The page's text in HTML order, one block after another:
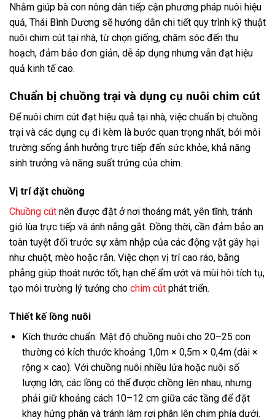
Nhằm giúp bà con nông dân tiếp cận phương pháp nuôi hiệu
quả, Thái Bình Dương sẽ hướng dẫn chi tiết quy trình kỹ thuật
nuôi chim cút tại nhà, từ chọn giống, chăm sóc đến thu
hoạch, đảm bảo đơn giản, dễ áp dụng nhưng vẫn đạt hiệu
quả kinh tế cao.
Chuẩn bị chuồng trại và dụng cụ nuôi chim cút
Để nuôi chim cút đạt hiệu quả tại nhà, việc chuẩn bị chuồng
trại và các dụng cụ đi kèm là bước quan trọng nhất, bởi môi
trường sống ảnh hưởng trực tiếp đến sức khỏe, khả năng
sinh trưởng và năng suất trứng của chim.
Vị trí đặt chuồng
Chuồng cút nên được đặt ở nơi thoáng mát, yên tĩnh, tránh
gió lùa trực tiếp và ánh nắng gắt. Đồng thời, cần đảm bảo an
toàn tuyệt đối trước sự xâm nhập của các động vật gây hại
như chuột, mèo hoặc rắn. Việc chọn vị trí cao ráo, bằng
phẳng giúp thoát nước tốt, hạn chế ẩm ướt và mùi hôi tích tụ,
tạo môi trường lý tưởng cho chim cút phát triển.
Thiết kế lồng nuôi
Kích thước chuẩn: Mật độ chuồng nuôi cho 20–25 con
thường có kích thước khoảng 1,0m × 0,5m × 0,4m (dài ×
rộng × cao). Với chuồng nuôi nhiều lứa hoặc nuôi số
lượng lớn, các lồng có thể được chồng lên nhau, nhưng
phải giữ khoảng cách 10–12 cm giữa các tầng để đặt
khay hứng phân và tránh làm rơi phân lên chim phía dưới.